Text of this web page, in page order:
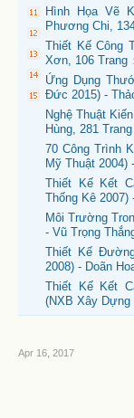
Hình Họa Vẽ
Phương Chi,
Thiết Kế Công
Xơn, 106 Trang
Ứng Dụng
Đức 2015) -
Nghệ Thuật
Hùng, 281 Trang
70 Công Trình
Mỹ Thuật 2004)
Thiết Kế Kết
Thống Kê 2007)
Môi Trường
- Vũ Trọng
Thiết Kế
2008) - Doãn
Thiết Kế Kết
(NXB Xây Dựng
Apr 16, 2017